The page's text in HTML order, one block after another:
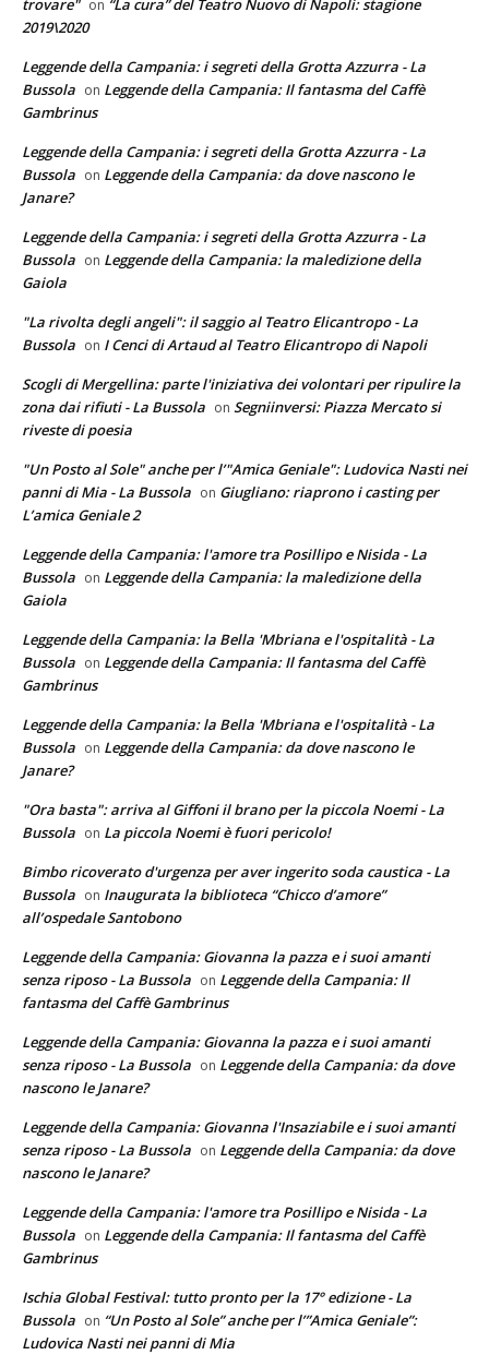
trovare" on “La cura” del Teatro Nuovo di Napoli: stagione
2019\2020
Leggende della Campania: i segreti della Grotta Azzurra - La
Bussola on Leggende della Campania: Il fantasma del Caffè
Gambrinus
Leggende della Campania: i segreti della Grotta Azzurra - La
Bussola on Leggende della Campania: da dove nascono le
Janare?
Leggende della Campania: i segreti della Grotta Azzurra - La
Bussola on Leggende della Campania: la maledizione della
Gaiola
"La rivolta degli angeli": il saggio al Teatro Elicantropo - La
Bussola on I Cenci di Artaud al Teatro Elicantropo di Napoli
Scogli di Mergellina: parte l'iniziativa dei volontari per ripulire la
zona dai rifiuti - La Bussola on Segniinversi: Piazza Mercato si
riveste di poesia
"Un Posto al Sole" anche per l’"Amica Geniale": Ludovica Nasti nei
panni di Mia - La Bussola on Giugliano: riaprono i casting per
L’amica Geniale 2
Leggende della Campania: l'amore tra Posillipo e Nisida - La
Bussola on Leggende della Campania: la maledizione della
Gaiola
Leggende della Campania: la Bella 'Mbriana e l'ospitalità - La
Bussola on Leggende della Campania: Il fantasma del Caffè
Gambrinus
Leggende della Campania: la Bella 'Mbriana e l'ospitalità - La
Bussola on Leggende della Campania: da dove nascono le
Janare?
"Ora basta": arriva al Giffoni il brano per la piccola Noemi - La
Bussola on La piccola Noemi è fuori pericolo!
Bimbo ricoverato d'urgenza per aver ingerito soda caustica - La
Bussola on Inaugurata la biblioteca “Chicco d’amore”
all’ospedale Santobono
Leggende della Campania: Giovanna la pazza e i suoi amanti
senza riposo - La Bussola on Leggende della Campania: Il
fantasma del Caffè Gambrinus
Leggende della Campania: Giovanna la pazza e i suoi amanti
senza riposo - La Bussola on Leggende della Campania: da dove
nascono le Janare?
Leggende della Campania: Giovanna l'Insaziabile e i suoi amanti
senza riposo - La Bussola on Leggende della Campania: da dove
nascono le Janare?
Leggende della Campania: l'amore tra Posillipo e Nisida - La
Bussola on Leggende della Campania: Il fantasma del Caffè
Gambrinus
Ischia Global Festival: tutto pronto per la 17° edizione - La
Bussola on “Un Posto al Sole” anche per l’”Amica Geniale”:
Ludovica Nasti nei panni di Mia